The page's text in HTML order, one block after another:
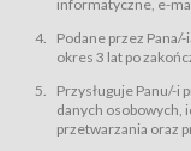
zamieszczanych
usługę
usługę
usługę
usługę
informatyczne, e-
Podane przez
okres 3 lat po
Przysługuje Panu/-i
danych osobowych,
przetwarzania oraz